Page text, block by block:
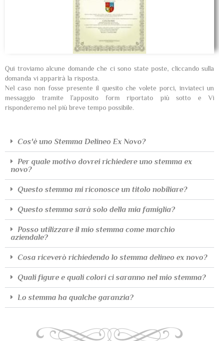
Qui troviamo alcune domande che ci sono state poste, cliccando sulla
domanda vi apparirà la risposta.
Nel caso non fosse presente il quesito che volete porci, inviateci un
messaggio tramite l’apposito form riportato più sotto e Vi
risponderemo nel più breve tempo possibile.
Cos'è uno Stemma Delineo Ex Novo?
Per quale motivo dovrei richiedere uno stemma ex
novo?
Questo stemma mi riconosce un titolo nobiliare?
Questo stemma sarà solo della mia famiglia?
Posso utilizzare il mio stemma come marchio
aziendale?
Cosa riceverò richiedendo lo stemma delineo ex novo?
Quali figure e quali colori ci saranno nel mio stemma?
Lo stemma ha qualche garanzia?